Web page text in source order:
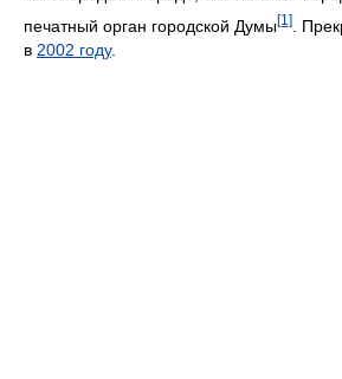
печатный орган городской Думы[1]
.
в 2002 году.